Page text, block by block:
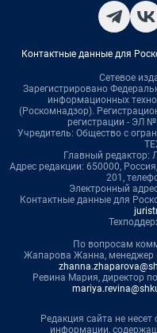
Контактные данные для
Сетевое
Зарегистрировано
информационных
(Роскомнадзор).
регистрации - ЭЛ
Учредитель: Общество с
Главный редактор:
Адрес редакции: 650000,
201,
Электронный
Контактные данные для
По вопросам
Жапарова Жанна, менеджер
Ревина Мария, директор
Редакция сайта не несет
информации,